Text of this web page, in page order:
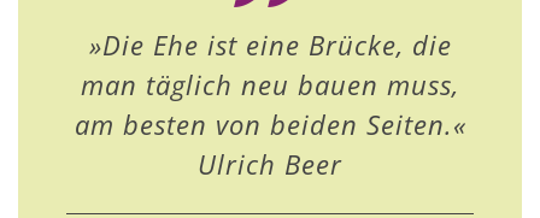
»Die Ehe ist eine Brücke, die
man täglich neu bauen muss,
am besten von beiden Seiten.«
Ulrich Beer